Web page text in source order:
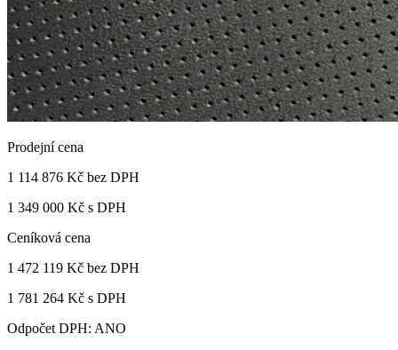
Prodejní cena
1 114 876 Kč bez DPH
1 349 000 Kč s DPH
Ceníková cena
1 472 119 Kč bez DPH
1 781 264 Kč s DPH
Odpočet DPH: ANO